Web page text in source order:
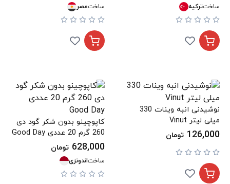
ساختترکیه ساختمصر
نوشیدنی انبه وینات 330
میلی لیتر Vinut
126,000 تومان
کاپوچینو بدون شکر گود دی
260 گرم 20 عددی Good Day
628,000 تومان
ساختاندونزی